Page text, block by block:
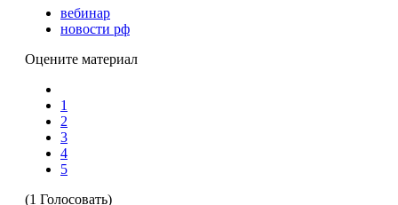
вебинар
новости рф
Оцените материал
1
2
3
4
5
(1 Голосовать)